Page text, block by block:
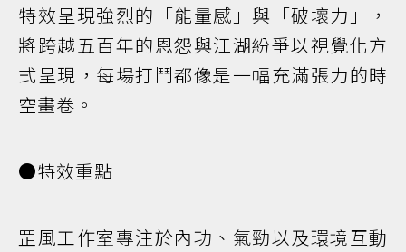
特效呈現強烈的「能量感」與「破壞力」，
將跨越五百年的恩怨與江湖紛爭以視覺化方
式呈現，每場打鬥都像是一幅充滿張力的時
空畫卷。
●特效重點
罡風工作室專注於內功、氣勁以及環境互動